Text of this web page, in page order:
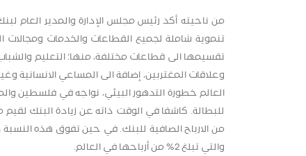
من ناحيته أكد رئيس مجلس الإدارة والمدير العام
تنموية شاملة لجميع القطاعات والخدمات ومجالات
تقسيمها الى قطاعات مختلفة، منها؛ التعليم والشباب
وعلاقات المغتربين، إضافة الى المساعي الانسانية
العالم خطورة التدهور البيئي، نواجه في فلسطين
من الارباح الصافية للبنك. في حين تفوق هذه
والتي تبلغ 2% من أرباحها في العالم.